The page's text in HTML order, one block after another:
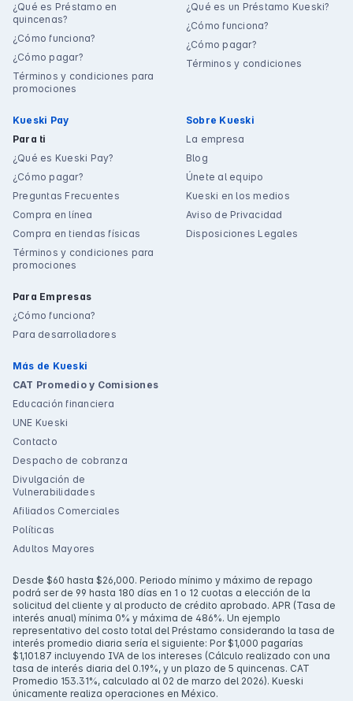
¿Qué es Préstamo en
quincenas?
¿Cómo funciona?
¿Cómo pagar?
Términos y condiciones para
promociones
¿Qué es un Préstamo Kueski?
¿Cómo funciona?
¿Cómo pagar?
Términos y condiciones
Kueski Pay
Para ti
¿Qué es Kueski Pay?
¿Cómo pagar?
Preguntas Frecuentes
Compra en línea
Compra en tiendas físicas
Términos y condiciones para
promociones
Para Empresas
¿Cómo funciona?
Para desarrolladores
Sobre Kueski
La empresa
Blog
Únete al equipo
Kueski en los medios
Aviso de Privacidad
Disposiciones Legales
Más de Kueski
CAT Promedio y Comisiones
Educación financiera
UNE Kueski
Contacto
Despacho de cobranza
Divulgación de
Vulnerabilidades
Afiliados Comerciales
Políticas
Adultos Mayores
Desde $60 hasta $26,000. Periodo mínimo y máximo de repago
podrá ser de 99 hasta 180 días en 1 o 12 cuotas a elección de la
solicitud del cliente y al producto de crédito aprobado. APR (Tasa de
interés anual) mínima 0% y máxima de 486%. Un ejemplo
representativo del costo total del Préstamo considerando la tasa de
interés promedio diaria sería el siguiente: Por $1,000 pagarías
$1,101.87 incluyendo IVA de los intereses (Cálculo realizado con una
tasa de interés diaria del 0.19%, y un plazo de 5 quincenas. CAT
Promedio 153.31%, calculado al 02 de marzo del 2026). Kueski
únicamente realiza operaciones en México.